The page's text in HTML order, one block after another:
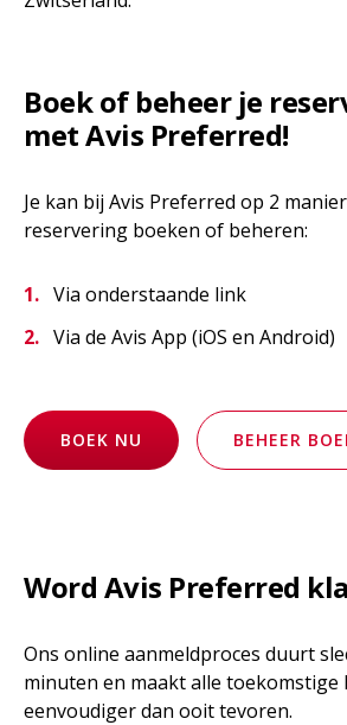
Boek of beheer je
met Avis Preferred!
Je kan bij Avis Preferred op 2
reservering boeken of beheren:
Via onderstaande link
Via de Avis App (iOS en Android)
BOEK NU BEHEER
Word Avis Preferred
Ons online aanmeldproces duurt
minuten en maakt alle toekomstige
eenvoudiger dan ooit tevoren.